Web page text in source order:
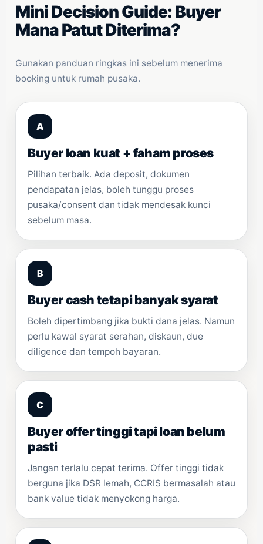
Mini Decision Guide: Buyer
Mana Patut Diterima?
Gunakan panduan ringkas ini sebelum menerima
booking untuk rumah pusaka.
A
Buyer loan kuat + faham proses
Pilihan terbaik. Ada deposit, dokumen
pendapatan jelas, boleh tunggu proses
pusaka/consent dan tidak mendesak kunci
sebelum masa.
B
Buyer cash tetapi banyak syarat
Boleh dipertimbang jika bukti dana jelas. Namun
perlu kawal syarat serahan, diskaun, due
diligence dan tempoh bayaran.
C
Buyer offer tinggi tapi loan belum
pasti
Jangan terlalu cepat terima. Offer tinggi tidak
berguna jika DSR lemah, CCRIS bermasalah atau
bank value tidak menyokong harga.